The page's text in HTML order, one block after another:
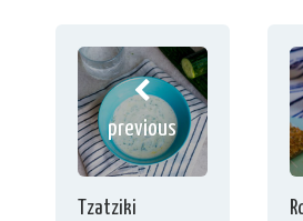
previous
Tzatziki